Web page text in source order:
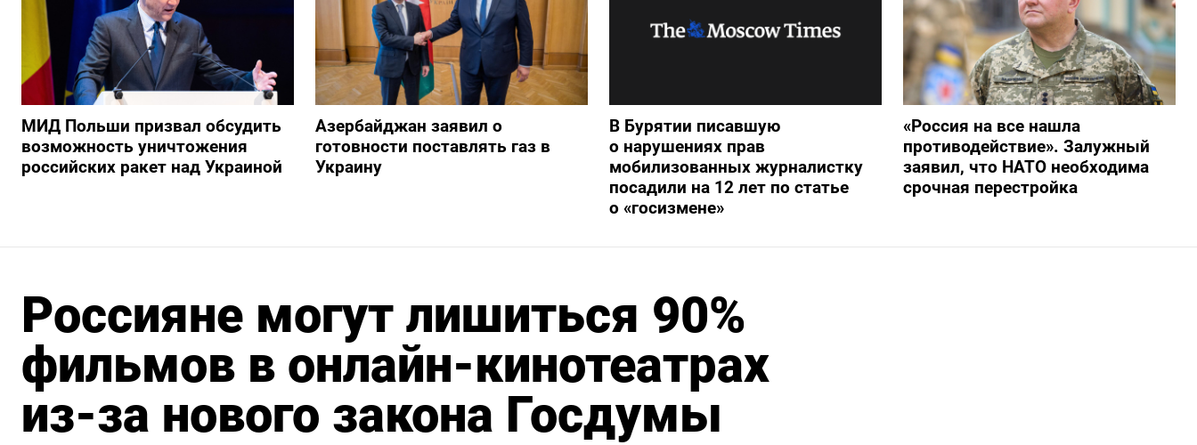
МИД Польши призвал обсудить
возможность уничтожения
российских ракет над Украиной
Азербайджан заявил о
готовности поставлять газ в
Украину
В Бурятии писавшую
о нарушениях прав
мобилизованных журналистку
посадили на 12 лет по статье
о «госизмене»
«Россия на все нашла
противодействие». Залужный
заявил, что НАТО необходима
срочная перестройка
Россияне могут лишиться 90%
фильмов в онлайн-кинотеатрах
из-за нового закона Госдумы